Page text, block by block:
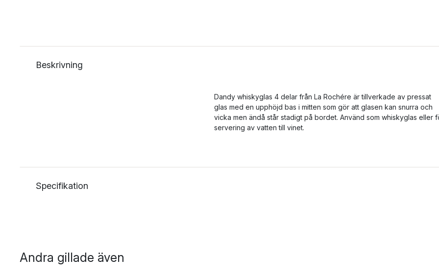
Beskrivning
Dandy whiskyglas 4 delar från La Rochére är tillverkade av pressat
glas med en upphöjd bas i mitten som gör att glasen kan snurra och
vicka men ändå står stadigt på bordet. Använd som whiskyglas eller
servering av vatten till vinet.
Specifikation
Andra gillade även